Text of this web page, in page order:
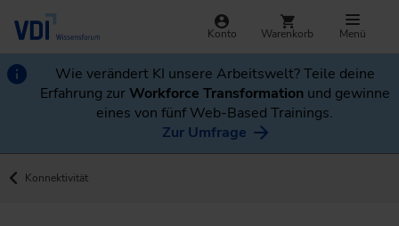
Konto Warenkorb Menü
Wie verändert KI unsere Arbeitswelt? Teile deine
Erfahrung zurWorkforce Transformation und gewinne
eines von fünf Web-Based Trainings.
Zur Umfrage
Konnektivität